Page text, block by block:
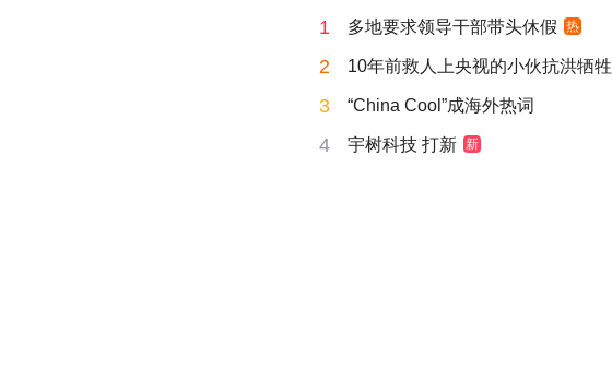
1 多地要求领导干部带头休假 热
2 10年前救人上央视的小伙抗洪牺牲
3 “China Cool”成海外热词
4 宇树科技 打新 新